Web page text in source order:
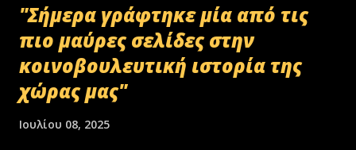
"Σήμερα γράφτηκε μία από τις
πιο μαύρες σελίδες στην
κοινοβουλευτική ιστορία της
χώρας μας"
Ιουλίου 08, 2025